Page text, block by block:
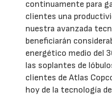
continuamente para
clientes una
nuestra avanzada
beneficiarán
energético medio del
las soplantes de
clientes de Atlas
hoy de la tecnología